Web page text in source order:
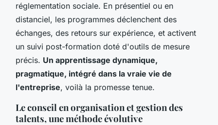
réglementation sociale. En présentiel ou en
distanciel, les programmes déclenchent des
échanges, des retours sur expérience, et activent
un suivi post-formation doté d'outils de mesure
précis. Un apprentissage dynamique,
pragmatique, intégré dans la vraie vie de
l'entreprise, voilà la promesse tenue.
Le conseil en organisation et gestion des
talents, une méthode évolutive